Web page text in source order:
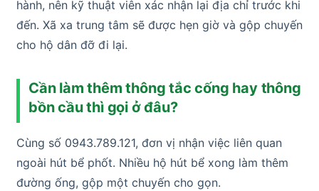
hành, nên kỹ thuật viên xác nhận lại địa chỉ trước khi
đến. Xã xa trung tâm sẽ được hẹn giờ và gộp chuyến
cho hộ dân đỡ đi lại.
Cần làm thêm thông tắc cống hay thông
bồn cầu thì gọi ở đâu?
Cùng số 0943.789.121, đơn vị nhận việc liên quan
ngoài hút bể phốt. Nhiều hộ hút bể xong làm thêm
đường ống, gộp một chuyến cho gọn.